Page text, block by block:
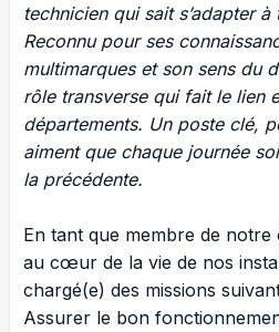
technicien qui sait s’adapter
Reconnu pour ses
multimarques et son sens du
rôle transverse qui fait le lien
départements. Un poste clé,
aiment que chaque journée
la précédente.
En tant que membre de notre
au cœur de la vie de nos
chargé(e) des missions
Assurer le bon